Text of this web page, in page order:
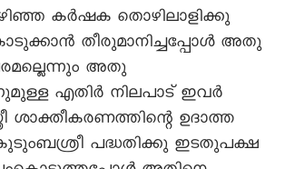
കർഷക തൊഴിലാളിക്കു
തീരുമാനിച്ചപ്പോൾ അതു
അതു
എതിർ നിലപാട് ഇവർ
ശാക്തീകരണത്തിന്റെ ഉദാത്ത
പദ്ധതിക്കു ഇടതുപക്ഷ